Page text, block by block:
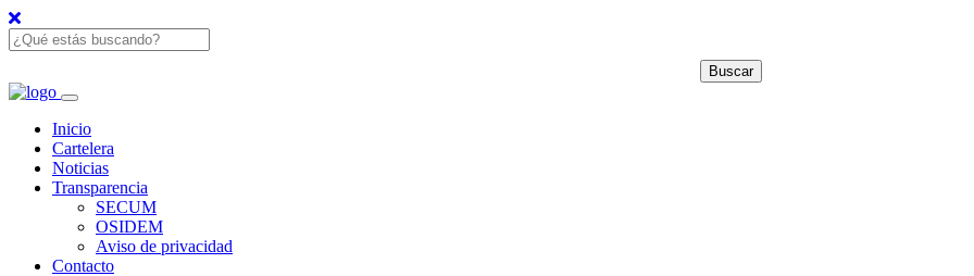
Inicio
Cartelera
Noticias
Transparencia
SECUM
OSIDEM
Aviso de privacidad
Contacto